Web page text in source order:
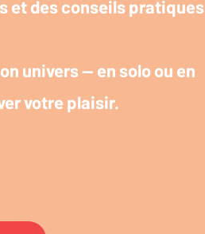
et des conseils pratiques
univers — en solo ou en
votre plaisir.